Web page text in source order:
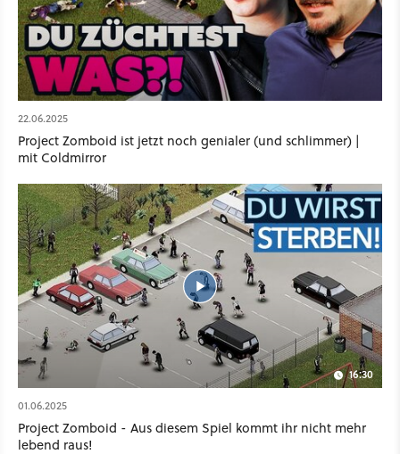
22.06.2025
Project Zomboid ist jetzt noch genialer (und schlimmer) |
mit Coldmirror
16:30
01.06.2025
Project Zomboid - Aus diesem Spiel kommt ihr nicht mehr
lebend raus!